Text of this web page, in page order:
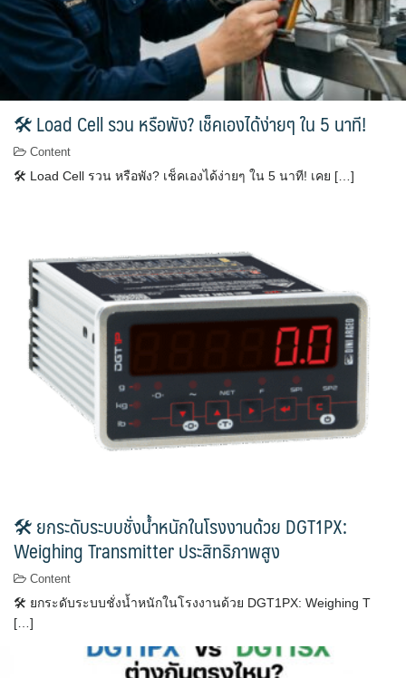
🛠 Load Cell รวน หรือพัง? เช็คเองได้ง่ายๆ ใน 5 นาที!
Content
🛠 Load Cell รวน หรือพัง? เช็คเองได้ง่ายๆ ใน 5 นาที! เคย […]
🛠 ยกระดับระบบชั่งน้ำหนักในโรงงานด้วย DGT1PX:
Weighing Transmitter ประสิทธิภาพสูง
Content
🛠 ยกระดับระบบชั่งน้ำหนักในโรงงานด้วย DGT1PX: Weighing T
[…]